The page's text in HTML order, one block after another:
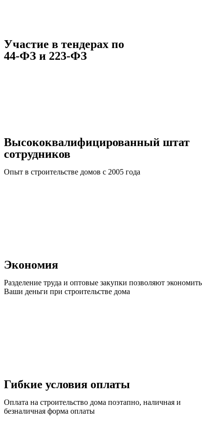
Участие в тендерах по
44-ФЗ и 223-ФЗ
Высококвалифицированный штат
сотрудников
Опыт в строительстве домов с 2005 года
Экономия
Разделение труда и оптовые закупки позволяют экономить
Ваши деньги при строительстве дома
Гибкие условия оплаты
Оплата на строительство дома поэтапно, наличная и
безналичная форма оплаты